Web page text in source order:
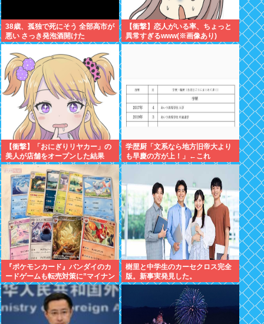
38歳、孤独で死にそう 全部高市が
悪い さっき発泡酒開けた
【衝撃】恋人がいる率、ちょっと
異常すぎるwww(※画像あり)
【衝撃】「おにぎりリヤカー」の
美人が店舗をオープンした結果
www(※画像あり)
学歴厨「文系なら地方旧帝大より
も早慶の方が上！」←これ
『ポケモンカード』バンダイのカ
ードゲームも転売対策に”マイナン
バー”導入開始「効果テキメン」
樹里と中学生のカーセクロス完全
版。新事実発見した。